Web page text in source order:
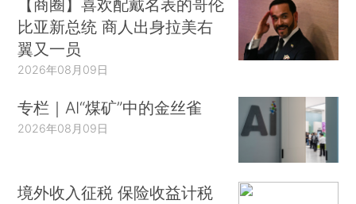
【商圈】喜欢配戴名表的哥伦
比亚新总统 商人出身拉美右
翼又一员
2026年08月09日
专栏｜AI“煤矿”中的金丝雀
2026年08月09日
境外收入征税 保险收益计税